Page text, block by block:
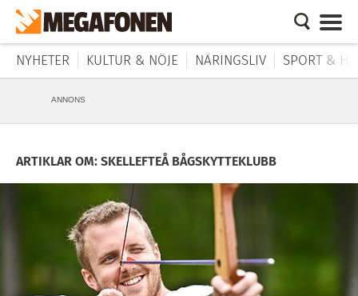
NYHETER KULTUR & NÖJE NÄRINGSLIV SPORT &
ANNONS
ARTIKLAR OM: SKELLEFTEÅ BÅGSKYTTEKLUBB